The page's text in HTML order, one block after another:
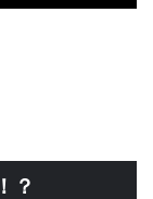
？